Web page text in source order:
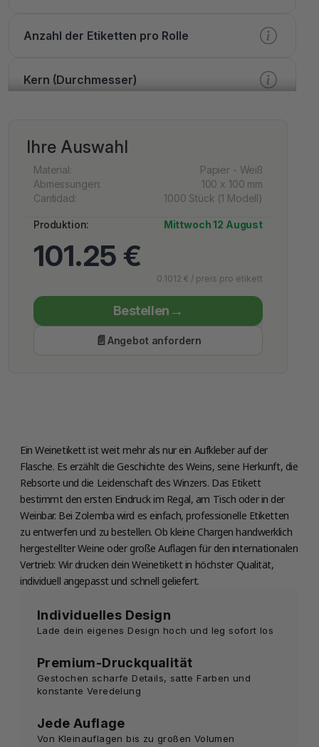
Anzahl der Etiketten pro Rolle
Kern (Durchmesser)
Druck
Extra Optionen
Dienstleistungen
Ihre Auswahl
Material:
Papier - Weiß
Abmessungen:
100 x 100 mm
Cantidad:
1000 Stück (1 Modell)
Produktion: Mittwoch 12 August
101.25 €
0.1012 € / preis pro etikett
Bestellen
Angebot anfordern
Ein Weinetikett ist weit mehr als nur ein Aufkleber auf der
Flasche. Es erzählt die Geschichte des Weins, seine Herkunft, die
Rebsorte und die Leidenschaft des Winzers. Das Etikett
bestimmt den ersten Eindruck im Regal, am Tisch oder in der
Weinbar. Bei Zolemba wird es einfach, professionelle Etiketten
zu entwerfen und zu bestellen. Ob kleine Chargen handwerklich
hergestellter Weine oder große Auflagen für den internationalen
Vertrieb: Wir drucken dein Weinetikett in höchster Qualität,
individuell angepasst und schnell geliefert.
Individuelles Design
Lade dein eigenes Design hoch und leg sofort los
Premium-Druckqualität
Gestochen scharfe Details, satte Farben und
konstante Veredelung
Jede Auflage
Von Kleinauflagen bis zu großen Volumen